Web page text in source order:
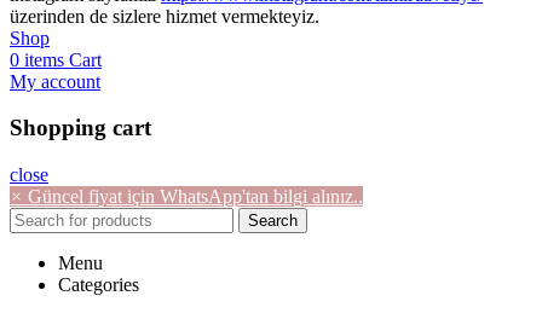
üzerinden de sizlere hizmet vermekteyiz.
Shop
0 items Cart
My account
Shopping cart
close
× Güncel fiyat için WhatsApp'tan bilgi alınız..
Search
Menu
Categories